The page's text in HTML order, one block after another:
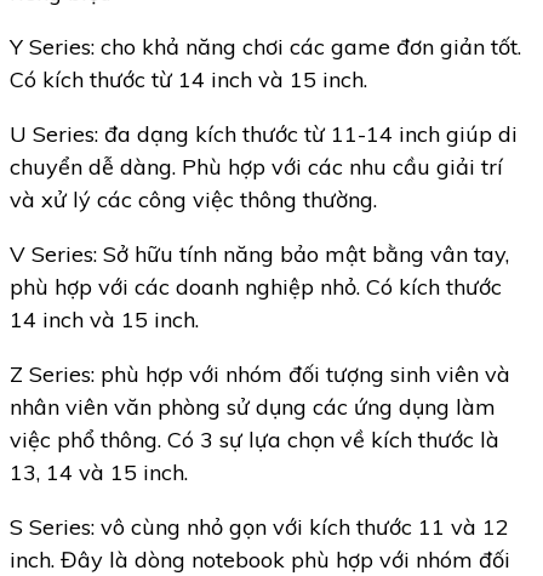
Y Series: cho khả năng chơi các game đơn giản tốt.
Có kích thước từ 14 inch và 15 inch.
U Series: đa dạng kích thước từ 11-14 inch giúp di
chuyển dễ dàng. Phù hợp với các nhu cầu giải trí
và xử lý các công việc thông thường.
V Series: Sở hữu tính năng bảo mật bằng vân tay,
phù hợp với các doanh nghiệp nhỏ. Có kích thước
14 inch và 15 inch.
Z Series: phù hợp với nhóm đối tượng sinh viên và
nhân viên văn phòng sử dụng các ứng dụng làm
việc phổ thông. Có 3 sự lựa chọn về kích thước là
13, 14 và 15 inch.
S Series: vô cùng nhỏ gọn với kích thước 11 và 12
inch. Đây là dòng notebook phù hợp với nhóm đối